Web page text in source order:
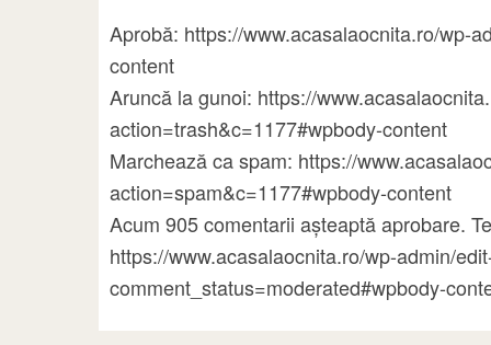
Aprobă: https://www.acasalaocnita.ro/wp-
content
Aruncă la gunoi: https://
action=trash&c=1177#wpbody-content
Marchează ca spam: https://
action=spam&c=1177#wpbody-content
Acum 905 comentarii așteaptă aprobare.
https://www.acasalaocnita.ro/wp-admin/
comment_status=moderated#wpbody-